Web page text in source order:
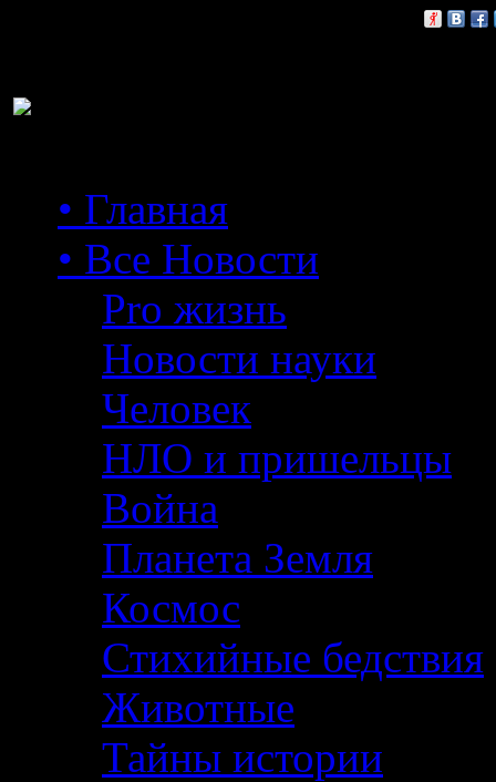
• Главная
• Все Новости
Pro жизнь
Новости науки
Человек
НЛО и пришельцы
Война
Планета Земля
Космос
Стихийные бедствия
Животные
Тайны истории